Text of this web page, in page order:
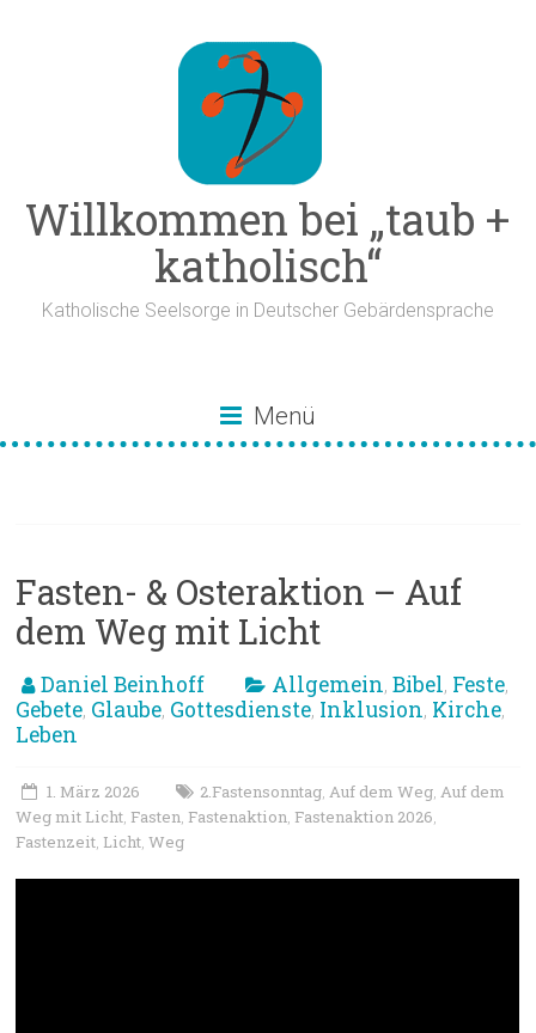
Willkommen bei „taub +
katholisch“
Katholische Seelsorge in Deutscher Gebärdensprache
Menü
Fasten- & Osteraktion – Auf
dem Weg mit Licht
Daniel Beinhoff Allgemein,Bibel, Feste,
Gebete, Glaube, Gottesdienste, Inklusion, Kirche,
Leben
1. März 2026 2.Fastensonntag,Auf dem Weg,Auf dem
Weg mit Licht, Fasten, Fastenaktion, Fastenaktion 2026,
Fastenzeit, Licht,Weg